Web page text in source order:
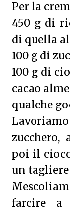
Per la
450 g di
di quella
100 g di
100 g di
cacao
qualche
zucchero,
poi il
un
farcire